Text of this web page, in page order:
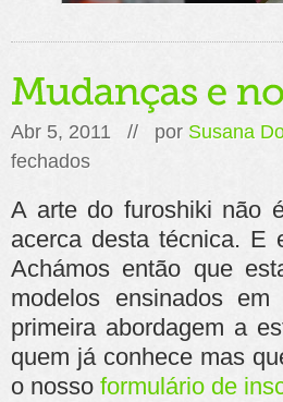
Abr 5, 2011 // por Susana
fechados
novas
ideias
A arte do furoshiki não
acerca desta técnica. E
Achámos então que
modelos ensinados
primeira abordagem a
quem já conhece mas
o nosso formulário de